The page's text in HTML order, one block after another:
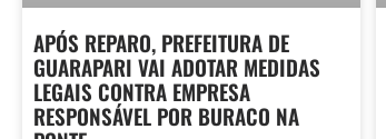
APÓS REPARO, PREFEITURA DE
GUARAPARI VAI ADOTAR MEDIDAS
LEGAIS CONTRA EMPRESA
RESPONSÁVEL POR BURACO NA